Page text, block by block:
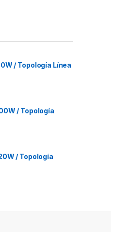
/ Topología Línea
/ Topología
/ Topología